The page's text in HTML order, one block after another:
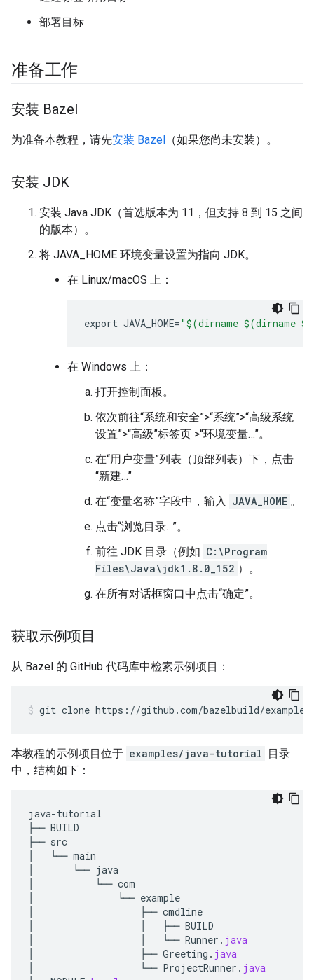
部署目标
准备工作
安装 Bazel
为准备本教程，请先安装 Bazel （如果您尚未安装）。
安装 JDK
安装 Java JDK（首选版本为 11，但支持 8 到 15 之间
的版本）。
将 JAVA_HOME 环境变量设置为指向 JDK。
在 Linux/macOS 上：
export JAVA_HOME="$(dirname $(dirname
在 Windows 上：
打开控制面板。
依次前往“系统和安全”>“系统”>“高级系统
设置”>“高级”标签页 >“环境变量…”。
在“用户变量”列表（顶部列表）下，点击
“新建…”
在“变量名称”字段中，输入 JAVA_HOME 。
点击“浏览目录…”。
前往 JDK 目录（例如 C:\Program
Files\Java\jdk1.8.0_152 ）。
在所有对话框窗口中点击“确定”。
获取示例项目
从 Bazel 的 GitHub 代码库中检索示例项目：
git clone https://github.com/bazelbuild/examples
本教程的示例项目位于 examples/java-tutorial 目录
中，结构如下：
java-tutorial
├── BUILD
├── src
└── main
└── java
└── com
└── example
├── cmdline
├── BUILD
└── Runner . java
├── Greeting . java
└── ProjectRunner . java